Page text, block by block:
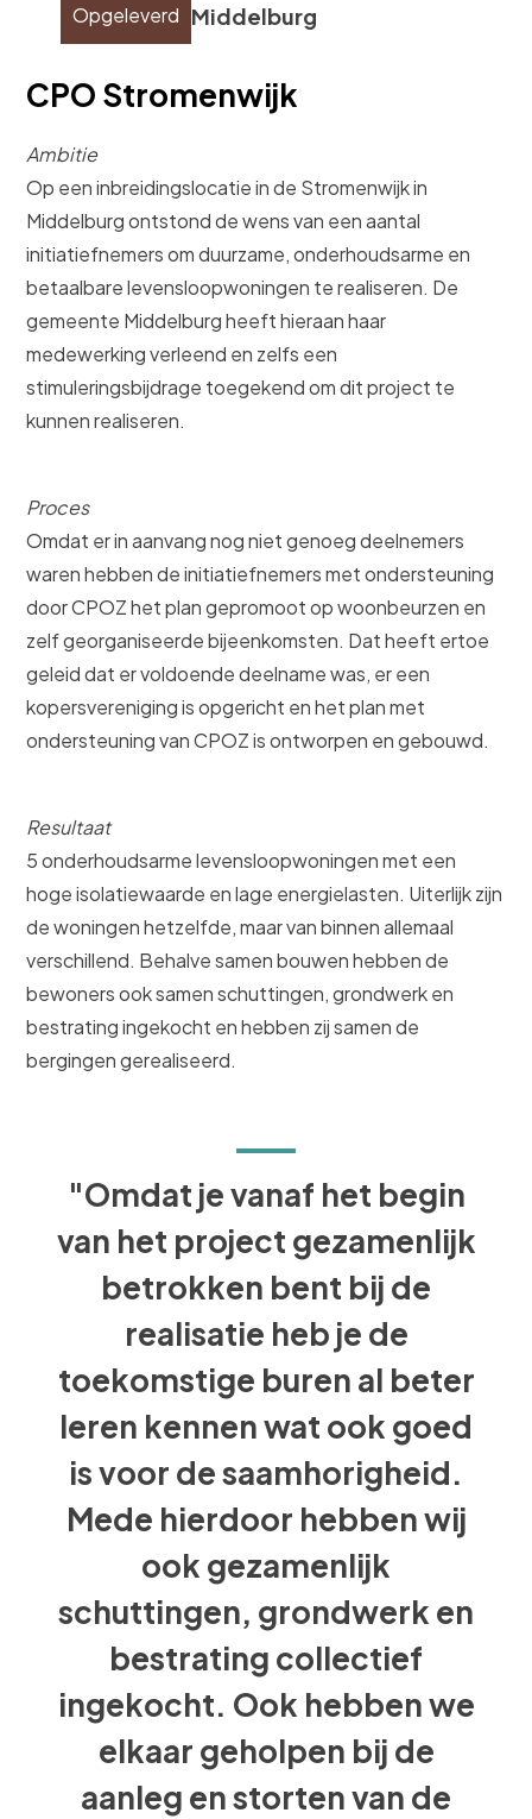
Waar ben je naar op zoek?
Opgeleverd Middelburg
CPO Stromenwijk
Ambitie
Op een inbreidingslocatie in de Stromenwijk in
Middelburg ontstond de wens van een aantal
initiatiefnemers om duurzame, onderhoudsarme en
betaalbare levensloopwoningen te realiseren. De
gemeente Middelburg heeft hieraan haar
medewerking verleend en zelfs een
stimuleringsbijdrage toegekend om dit project te
kunnen realiseren.
Proces
Omdat er in aanvang nog niet genoeg deelnemers
waren hebben de initiatiefnemers met ondersteuning
door CPOZ het plan gepromoot op woonbeurzen en
zelf georganiseerde bijeenkomsten. Dat heeft ertoe
geleid dat er voldoende deelname was, er een
kopersvereniging is opgericht en het plan met
ondersteuning van CPOZ is ontworpen en gebouwd.
Resultaat
5 onderhoudsarme levensloopwoningen met een
hoge isolatiewaarde en lage energielasten. Uiterlijk zijn
de woningen hetzelfde, maar van binnen allemaal
verschillend. Behalve samen bouwen hebben de
bewoners ook samen schuttingen, grondwerk en
bestrating ingekocht en hebben zij samen de
bergingen gerealiseerd.
"Omdat je vanaf het begin
van het project gezamenlijk
betrokken bent bij de
realisatie heb je de
toekomstige buren al beter
leren kennen wat ook goed
is voor de saamhorigheid.
Mede hierdoor hebben wij
ook gezamenlijk
schuttingen, grondwerk en
bestrating collectief
ingekocht. Ook hebben we
elkaar geholpen bij de
aanleg en storten van de